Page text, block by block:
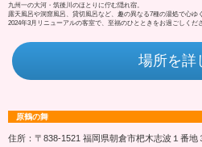
九州一の大河・筑後川のほとりに佇む隠れ宿。
露天風呂や洞窟風呂、貸切風呂など、趣の異なる7種の湯処で心ゆ
2024年3月リニューアルの客室で、至福のひとときをお過ごしくだ
場所を詳
原鶴の舞
住所：〒838-1521 福岡県朝倉市杷木志波１番地